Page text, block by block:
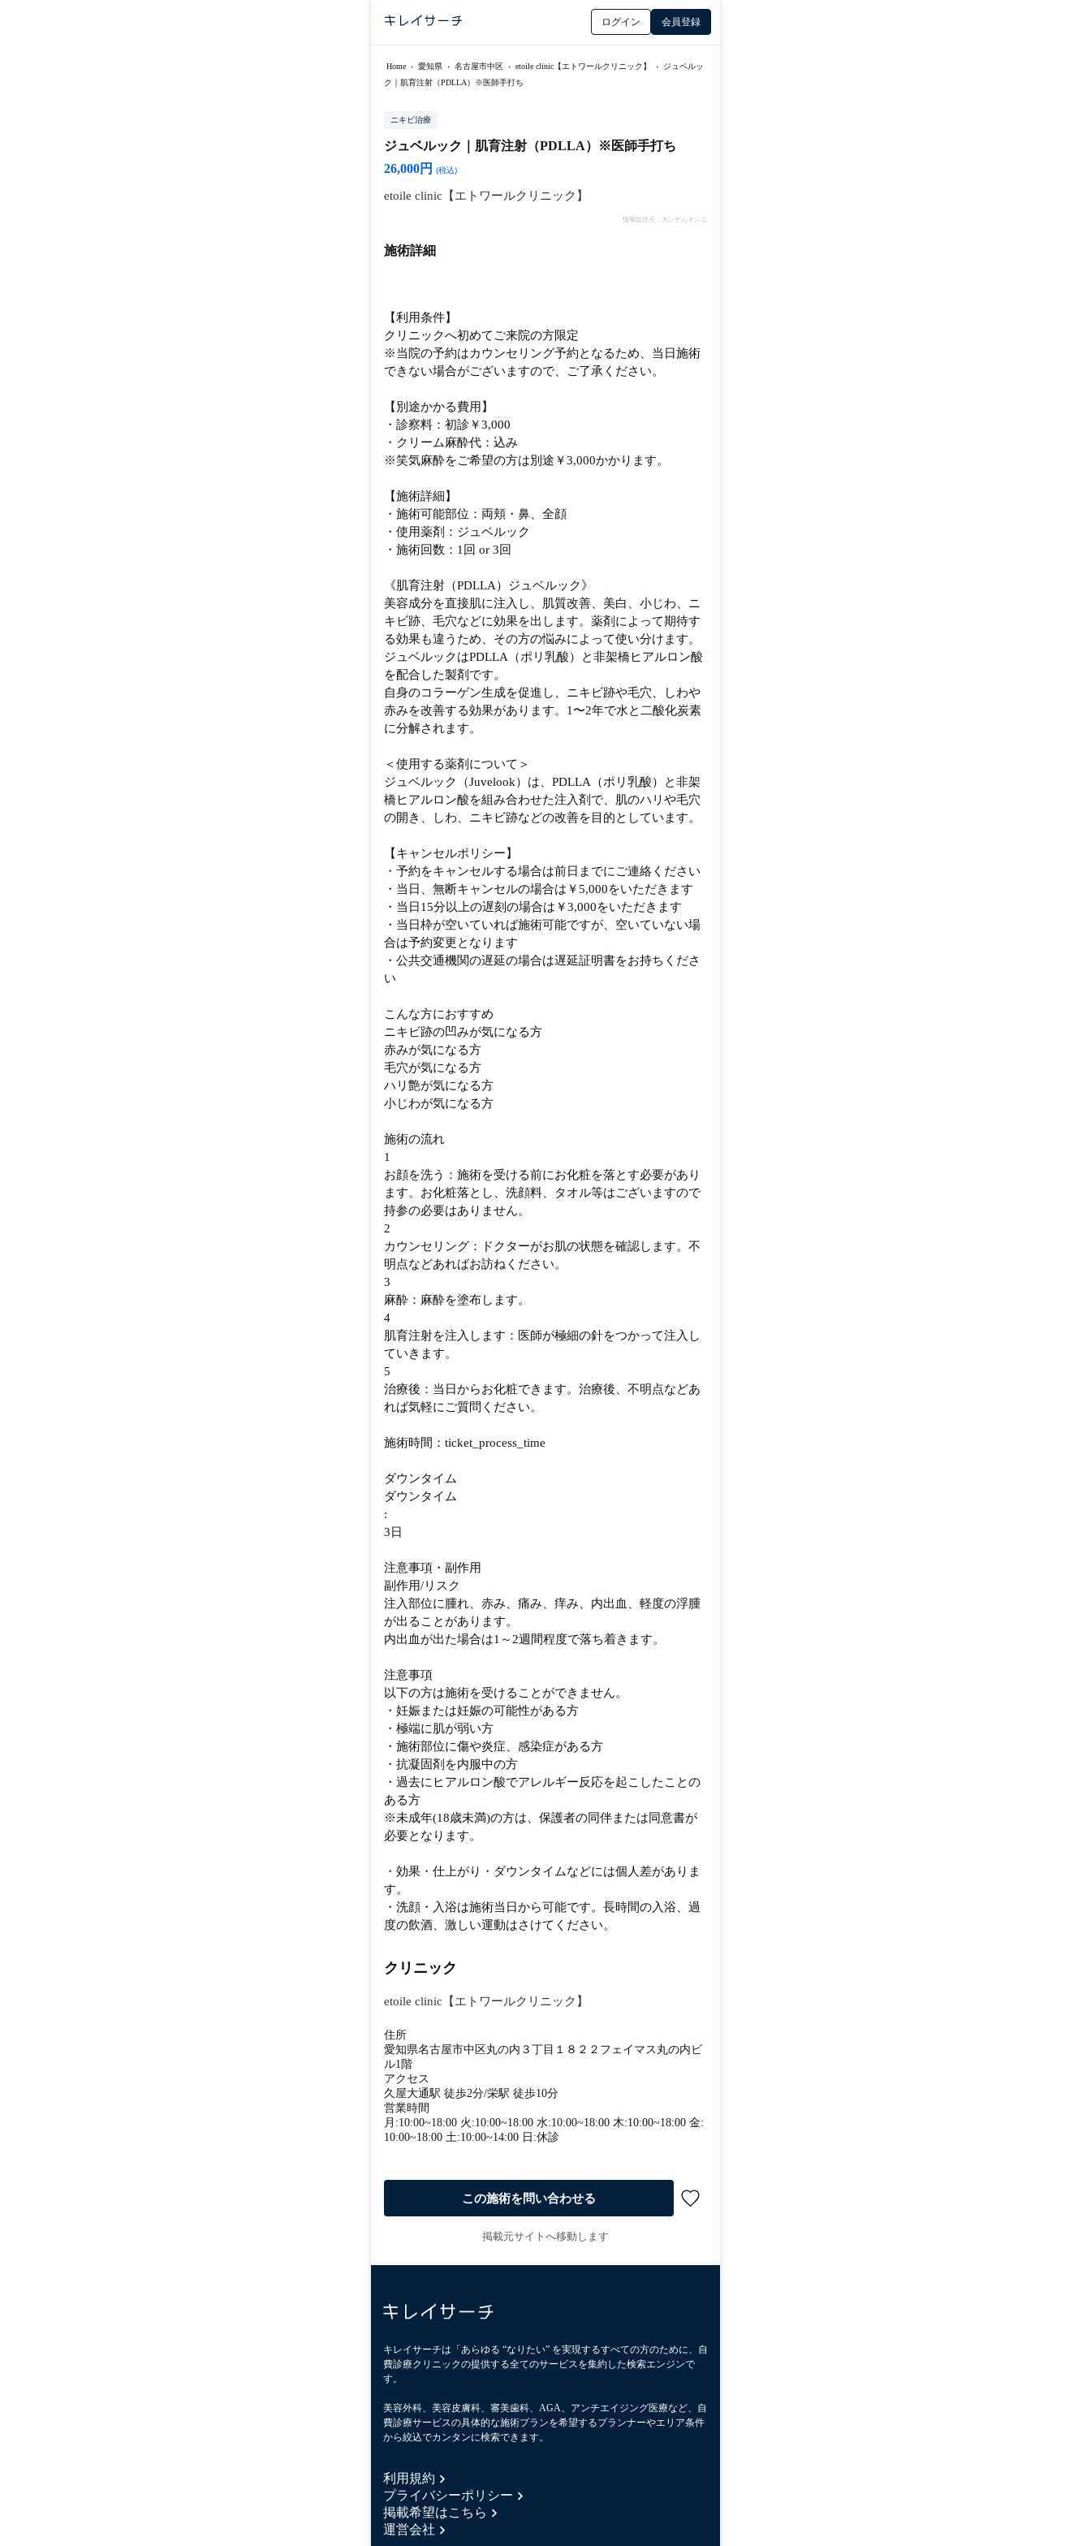
ログイン 会員登録
Home › 愛知県 › 名古屋市中区 › etoile clinic【エトワールクリニック】 ›
ジュベルッ
ク｜肌育注射（PDLLA）※医師手打ち
ニキビ治療
ジュベルック｜肌育注射（PDLLA）※医師手打ち
26,000円
(税込)
etoile clinic【エトワールクリニック】
情報提供元：カンナムオンニ
施術詳細
【利用条件】
クリニックへ初めてご来院の方限定
※当院の予約はカウンセリング予約となるため、当日施術
できない場合がございますので、ご了承ください。
【別途かかる費用】
・診察料：初診￥3,000
・クリーム麻酔代：込み
※笑気麻酔をご希望の方は別途￥3,000かかります。
【施術詳細】
・施術可能部位：両頬・鼻、全顔
・使用薬剤：ジュベルック
・施術回数：1回 or 3回
《肌育注射（PDLLA）ジュベルック》
美容成分を直接肌に注入し、肌質改善、美白、小じわ、ニ
キビ跡、毛穴などに効果を出します。薬剤によって期待す
る効果も違うため、その方の悩みによって使い分けます。
ジュベルックはPDLLA（ポリ乳酸）と非架橋ヒアルロン酸
を配合した製剤です。
自身のコラーゲン生成を促進し、ニキビ跡や毛穴、しわや
赤みを改善する効果があります。1〜2年で水と二酸化炭素
に分解されます。
＜使用する薬剤について＞
ジュベルック（Juvelook）は、PDLLA（ポリ乳酸）と非架
橋ヒアルロン酸を組み合わせた注入剤で、肌のハリや毛穴
の開き、しわ、ニキビ跡などの改善を目的としています。
【キャンセルポリシー】
・予約をキャンセルする場合は前日までにご連絡ください
・当日、無断キャンセルの場合は￥5,000をいただきます
・当日15分以上の遅刻の場合は￥3,000をいただきます
・当日枠が空いていれば施術可能ですが、空いていない場
合は予約変更となります
・公共交通機関の遅延の場合は遅延証明書をお持ちくださ
い
こんな方におすすめ
ニキビ跡の凹みが気になる方
赤みが気になる方
毛穴が気になる方
ハリ艶が気になる方
小じわが気になる方
施術の流れ
1
お顔を洗う：施術を受ける前にお化粧を落とす必要があり
ます。お化粧落とし、洗顔料、タオル等はございますので
持参の必要はありません。
2
カウンセリング：ドクターがお肌の状態を確認します。不
明点などあればお訪ねください。
3
麻酔：麻酔を塗布します。
4
肌育注射を注入します：医師が極細の針をつかって注入し
ていきます。
5
治療後：当日からお化粧できます。治療後、不明点などあ
れば気軽にご質問ください。
施術時間：ticket_process_time
ダウンタイム
ダウンタイム
:
3日
注意事項・副作用
副作用/リスク
注入部位に腫れ、赤み、痛み、痒み、内出血、軽度の浮腫
が出ることがあります。
内出血が出た場合は1～2週間程度で落ち着きます。
注意事項
以下の方は施術を受けることができません。
・妊娠または妊娠の可能性がある方
・極端に肌が弱い方
・施術部位に傷や炎症、感染症がある方
・抗凝固剤を内服中の方
・過去にヒアルロン酸でアレルギー反応を起こしたことの
ある方
※未成年(18歳未満)の方は、保護者の同伴または同意書が
必要となります。
・効果・仕上がり・ダウンタイムなどには個人差がありま
す。
・洗顔・入浴は施術当日から可能です。長時間の入浴、過
度の飲酒、激しい運動はさけてください。
クリニック
etoile clinic【エトワールクリニック】
住所
愛知県名古屋市中区丸の内３丁目１８２２フェイマス丸の内ビ
ル1階
アクセス
久屋大通駅 徒歩2分/栄駅 徒歩10分
営業時間
月:10:00~18:00 火:10:00~18:00 水:10:00~18:00 木:10:00~18:00 金:
10:00~18:00 土:10:00~14:00 日:休診
この施術を問い合わせる
掲載元サイトへ移動します
キレイサーチは「あらゆる “なりたい” を実現するすべての方のために、自
費診療クリニックの提供する全てのサービスを集約した検索エンジンで
す。
美容外科、美容皮膚科、審美歯科、AGA、アンチエイジング医療など、自
費診療サービスの具体的な施術プランを希望するプランナーやエリア条件
から絞込でカンタンに検索できます。
利用規約
プライバシーポリシー
掲載希望はこちら
運営会社